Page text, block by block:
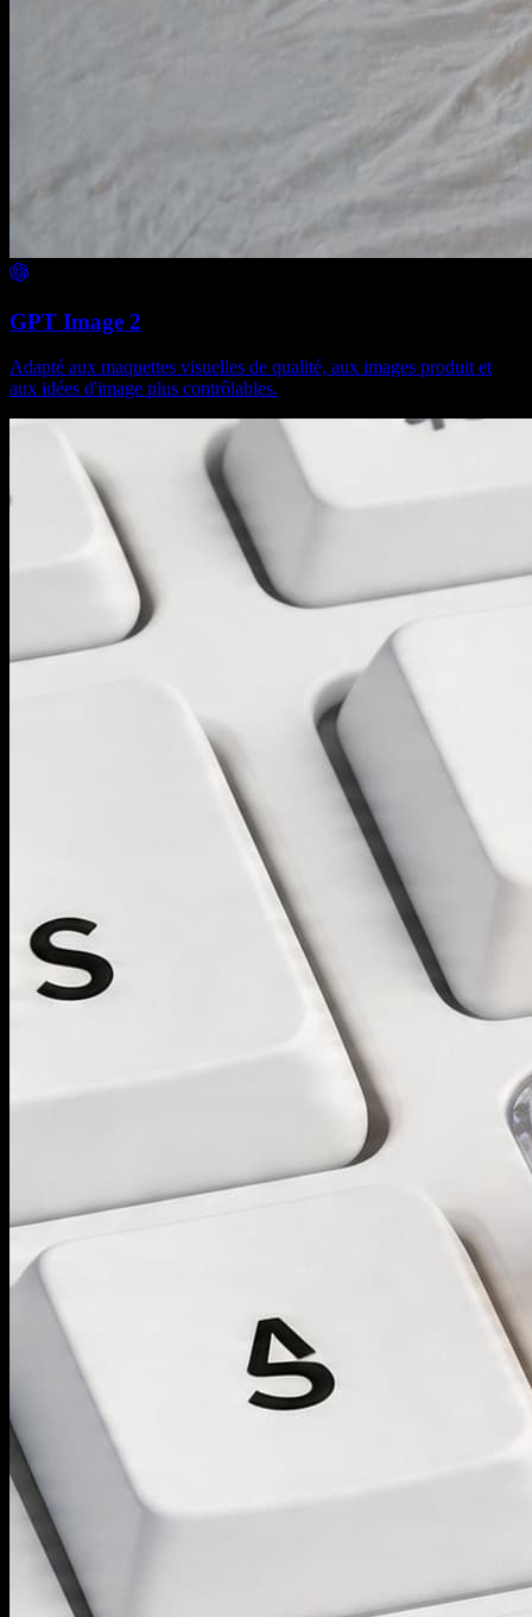
GPT Image 2
Adapté aux maquettes visuelles de qualité, aux images produit et
aux idées d'image plus contrôlables.